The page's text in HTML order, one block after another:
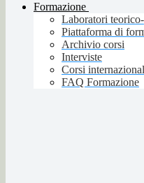
Formazione
Laboratori
Piattaforma di
Archivio corsi
Interviste
Corsi
FAQ Formazione